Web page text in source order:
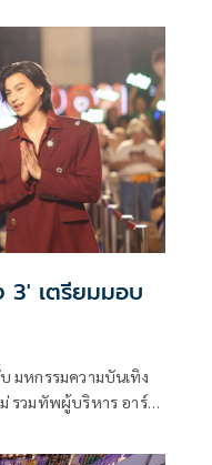
อลี่-ตติยา สนสกุล” มา
ตลอดกาลอย่าง "Music
ซึ่งหลังจากปล่อยออกมา
ย่างดี
มหกรรมความบันเทิง
รวมทัพผู้บริหาร อาร์ม-
คร ซีรีส์ คุณภาพหลาก